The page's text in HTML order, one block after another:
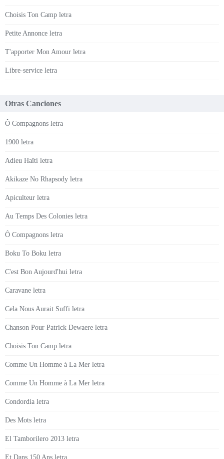
Choisis Ton Camp letra
Petite Annonce letra
T'apporter Mon Amour letra
Libre-service letra
Otras Canciones
Ô Compagnons letra
1900 letra
Adieu Haïti letra
Akikaze No Rhapsody letra
Apiculteur letra
Au Temps Des Colonies letra
Ô Compagnons letra
Boku To Boku letra
C'est Bon Aujourd'hui letra
Caravane letra
Cela Nous Aurait Suffi letra
Chanson Pour Patrick Dewaere letra
Choisis Ton Camp letra
Comme Un Homme à La Mer letra
Comme Un Homme à La Mer letra
Condordia letra
Des Mots letra
El Tamborilero 2013 letra
Et Dans 150 Ans letra